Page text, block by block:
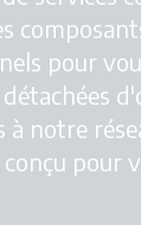
pour
détachées
à notre
conçu pour